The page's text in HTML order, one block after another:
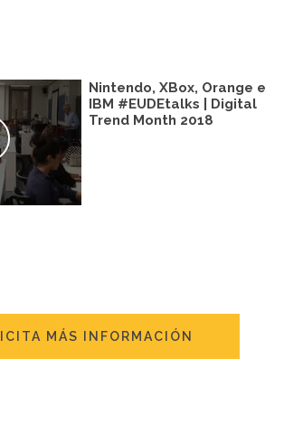
Nintendo, XBox, Orange e
IBM #EUDEtalks | Digital
Trend Month 2018
MÁS INFORMACIÓN